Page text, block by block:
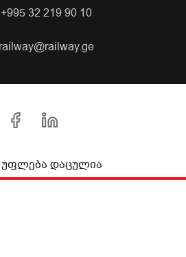
+995 32 219 90 10
railway@railway.ge
დაცულია